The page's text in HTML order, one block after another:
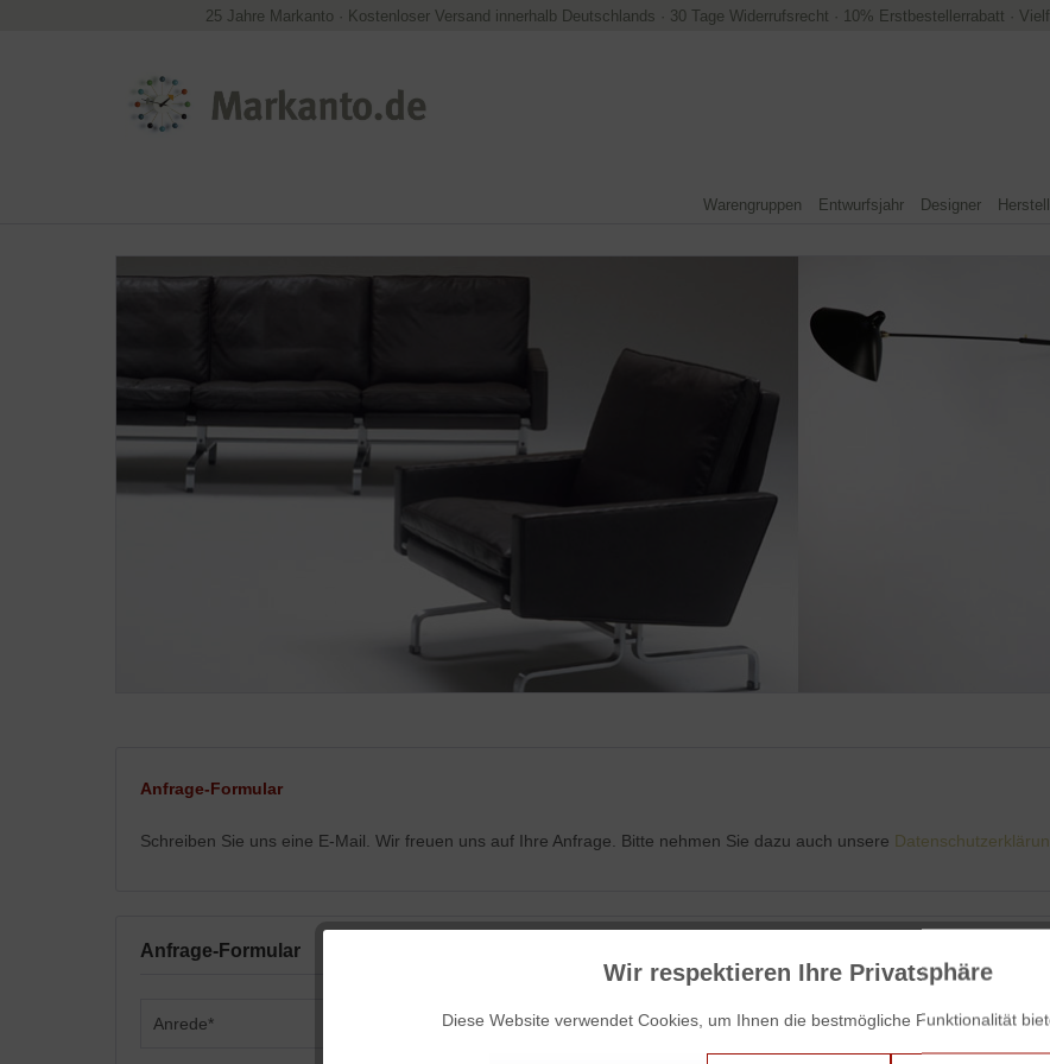
25 Jahre Markanto · Kostenloser Versand innerhalb Deutschlands · 30 Tage Widerrufsrecht · 10% Erstbestellerrabatt ·
Warengruppen Entwurfsjahr Designer
Anfrage-Formular
Schreiben Sie uns eine E-Mail. Wir freuen uns auf Ihre Anfrage. Bitte nehmen Sie dazu auch unsere
Anfrage-Formular
Wir respektieren Ihre Privatsphäre
Diese Website verwendet Cookies, um Ihnen die bestmögliche Funktionalität